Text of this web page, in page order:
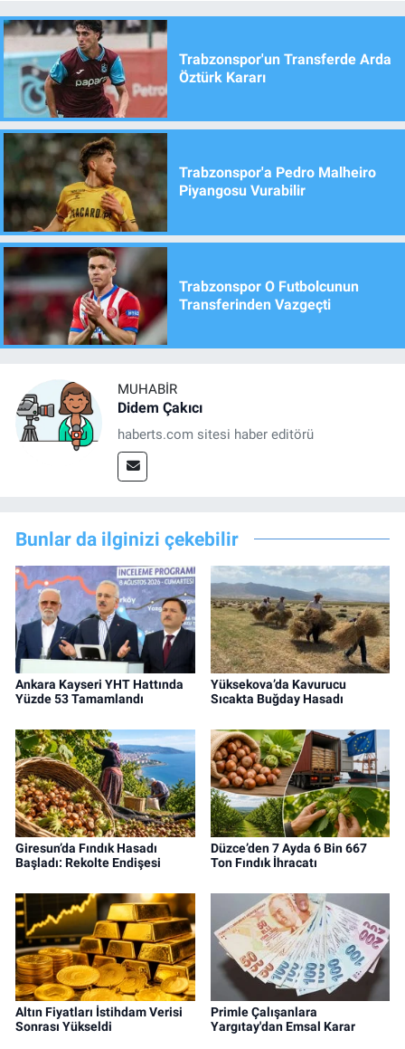
Trabzonspor'un Transferde Arda
Öztürk Kararı
Trabzonspor'a Pedro Malheiro
Piyangosu Vurabilir
Trabzonspor O Futbolcunun
Transferinden Vazgeçti
MUHABIR
Didem Çakıcı
haberts.com sitesi haber editörü
Bunlar da ilginizi çekebilir
Ankara Kayseri YHT Hattında
Yüzde 53 Tamamlandı
Yüksekova’da Kavurucu
Sıcakta Buğday Hasadı
Giresun’da Fındık Hasadı
Başladı: Rekolte Endişesi
Düzce’den 7 Ayda 6 Bin 667
Ton Fındık İhracatı
Altın Fiyatları İstihdam Verisi
Sonrası Yükseldi
Primle Çalışanlara
Yargıtay'dan Emsal Karar